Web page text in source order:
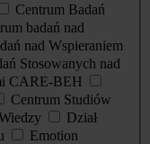
Centrum Badań
badań nad
nad Wspieraniem
Stosowanych nad
CARE-BEH
Centrum Studiów
Dział
Emotion